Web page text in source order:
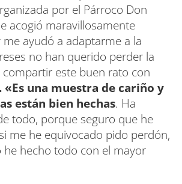
por el Párroco Don
acogió maravillosamente
ayudó a adaptarme a la
no han querido perder la
este buen rato con
. «Es una muestra de cariño y
están bien hechas. Ha
todo, porque seguro que he
me he equivocado pido perdón,
he hecho todo con el mayor